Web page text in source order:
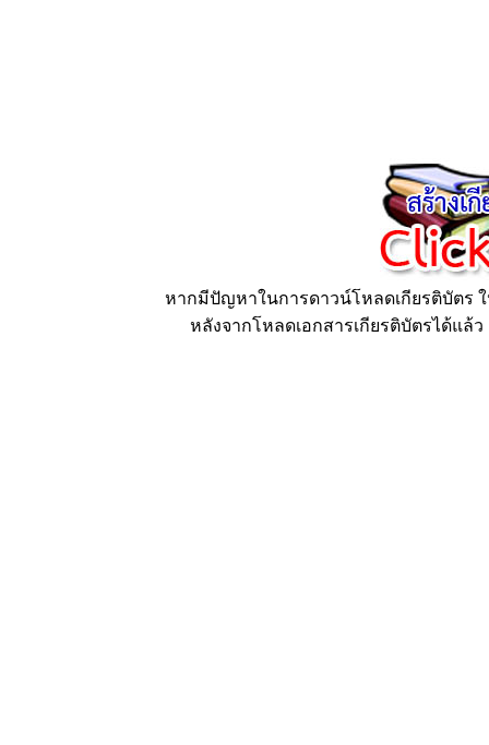
หากมีปัญหาในการดาวน์โหลดเกียรติบัตร
หลังจากโหลดเอกสารเกียรติบัตรได้แล้